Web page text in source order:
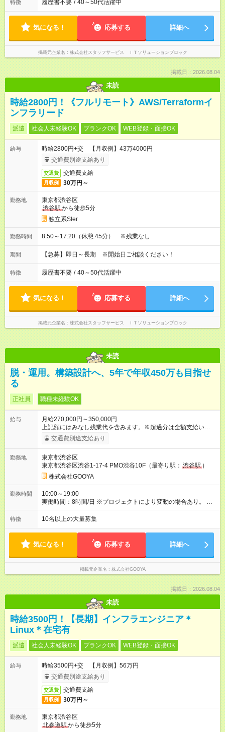
特徴 履歴書不要 / 40～50代活躍中
気になる！ 応募する 詳細へ
掲載元企業名 株式会社スタッフサービス ＩＴソリューションブロック
掲載日：2026.08.04
未読
時給2800円！《フルリモート》AWS/Terraformイ
ンフラリード
派遣 社会人未経験OK ブランクOK WEB登録・面接OK
給与
時給2800円+交 【月収例】43万4000円
交通費別途支給あり
交通費 交通費支給
月収例 30万円～
勤務地
東京都渋谷区
渋谷駅から徒歩5分
独立系SIer
勤務時間 8:50～17:20（休憩:45分） ※残業なし
期間 【急募】即日～長期 ※開始日ご相談ください！
特徴 履歴書不要 / 40～50代活躍中
気になる！ 応募する 詳細へ
掲載元企業名 株式会社スタッフサービス ＩＴソリューションブロック
未読
脱・運用。構築設計へ、5年で年収450万も目指せ
る
正社員 職種未経験OK
給与
月給270,000円～350,000円
上記額にはみなし残業代を含みます。※超過分は全額支給いたし
ます。 みなし残業代 28,134円 ～ 36,368円／月 みなし残業時
間 15時間／月 ※3ヶ月～最大6ヶ月の試用期間があります。その
も可能です／ たとえば夜間勤務のあるプロジェクトでは、 月給
とは別で手当を支給しています。 そのため、さらに収入を増や
せますよ。 ■入社者コメント* 社会人1年目でも、「このままで
いいのかな」と感じている方が多数 入社予定！ 知識ゼロでも
安心の研修制度と、寄り添うラウンダーのサポートで、未経験
からの挑戦を応援します。 【試用期間】試用期間あり 試用期間
最大6ヶ月の試用期間があります。
交通費別途支給あり
勤務地
東京都渋谷区
東京都渋谷区渋谷1-17-4 PMO渋谷10F（最寄り駅： 渋谷駅 ）
株式会社GOOYA
勤務時間
10:00～19:00
実働時間：8時間/日 ※プロジェクトにより変動の場合あり。 ※
一部夜勤のプロジェクトあり。 ＼基本的に定時退社！／ 残業は
月平均で7時間。 仕事終わりに友だちと食事に行ったり、 推し
り。 思う存分、自分の時間を楽しめます！
特徴 10名以上の大量募集
気になる！ 応募する 詳細へ
掲載元企業名 株式会社GOOYA
掲載日：2026.08.04
未読
時給3500円！【長期】インフラエンジニア＊
Linux＊在宅有
派遣 社会人未経験OK ブランクOK WEB登録・面接OK
給与
時給3500円+交 【月収例】56万円
交通費別途支給あり
交通費 交通費支給
月収例 30万円～
勤務地
東京都渋谷区
北参道駅から徒歩5分